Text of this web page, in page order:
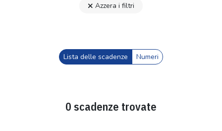
Azzera i filtri
Lista delle scadenze Numeri
0 scadenze trovate